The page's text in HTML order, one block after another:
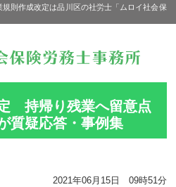
則作成改定は品川区の社労士「ムロイ社会保
持帰り残業へ留意点
疑応答・事例集
2021年06月15日 09時51分